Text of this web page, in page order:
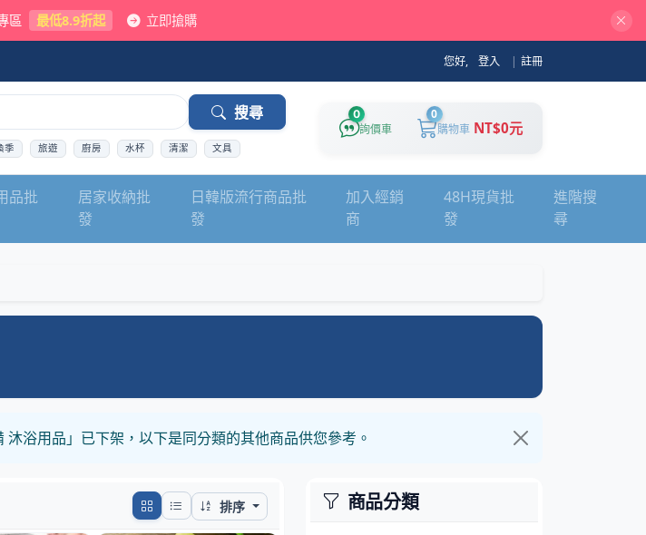
區 最低8.9折起 立即搶購
您好, 登入 | 註冊
搜尋
季 旅遊 廚房 水杯 清潔 文具
0
詢價車
0
購物車 NT$0元
品批
居家收納批
發
日韓版流行商品批
發
加入經銷
商
48H現貨批
發
進階搜
尋
浴用品」已下架，以下是同分類的其他商品供您參考。
商品分類
排序